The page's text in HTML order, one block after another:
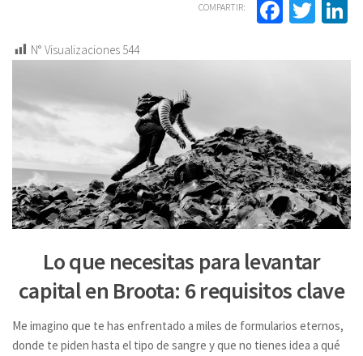
COMPARTIR:
N° Visualizaciones 544
Lo que necesitas para levantar
capital en Broota: 6 requisitos clave
Me imagino que te has enfrentado a miles de formularios eternos,
donde te piden hasta el tipo de sangre y que no tienes idea a qué